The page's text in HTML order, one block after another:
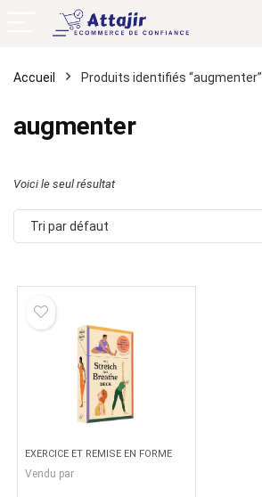
Accueil Produits identifiés “augmenter”
augmenter
Voici le seul résultat
Tri par défaut
EXERCICE ET REMISE EN FORME
Vendu par